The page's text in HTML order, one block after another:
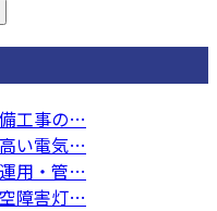
工事の…
い電気…
用・管…
障害灯…